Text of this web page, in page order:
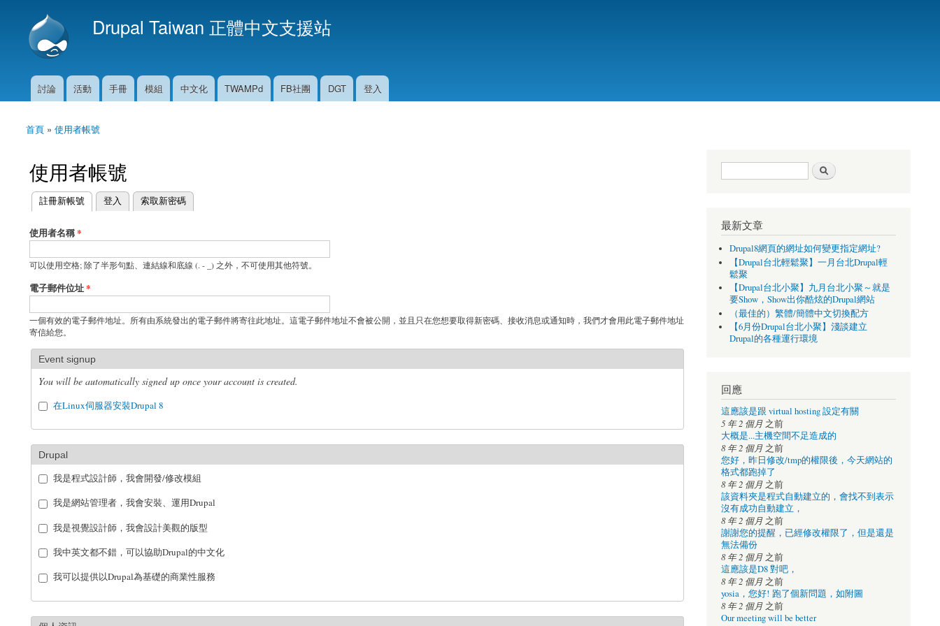
Drupal Taiwan 正體中文支援站
主選單
討論 活動 手冊 模組 中文化 TWAMPd FB社團 DGT 登入
您在這裡
首頁 » 使用者帳號
使用者帳號
主要索引標籤
註冊新帳號
(作用中頁籤) 登入 索取新密碼
使用者名稱*
可以使用空格; 除了半形句點、連結線和底線 (. - _) 之外，不可使用其他符號。
電子郵件位址*
一個有效的電子郵件地址。所有由系統發出的電子郵件將寄往此地址。這電子郵件地址不會被公開，並且只在您想要取得新密碼、接收消息或通知時，我們才會用此電子郵件地址
寄信給您。
Event signup
You will be automatically signed up once your account is created.
在Linux伺服器安裝Drupal 8
Drupal
我是程式設計師，我會開發/修改模組
我是網站管理者，我會安裝、運用Drupal
我是視覺設計師，我會設計美觀的版型
我中英文都不錯，可以協助Drupal的中文化
我可以提供以Drupal為基礎的商業性服務
搜尋表單
最新文章
Drupal8網頁的網址如何變更指定網址?
【Drupal台北輕鬆聚】一月台北Drupal輕
鬆聚
【Drupal台北小聚】九月台北小聚～就是
要Show，Show出你酷炫的Drupal網站
（最佳的）繁體/簡體中文切換配方
【6月份Drupal台北小聚】淺談建立
Drupal的各種運行環境
回應
這應該是跟 virtual hosting 設定有關
5 年 2 個月之前
大概是...主機空間不足造成的
8 年 2 個月之前
您好，昨日修改/tmp的權限後，今天網站的
格式都跑掉了
8 年 2 個月之前
該資料夾是程式自動建立的，會找不到表示
沒有成功自動建立，
8 年 2 個月之前
謝謝您的提醒，已經修改權限了，但是還是
無法備份
8 年 2 個月之前
這應該是D8 對吧，
8 年 2 個月之前
yosia，您好! 跑了個新問題，如附圖
8 年 2 個月之前
Our meeting will be better